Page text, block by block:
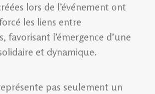
lors de l’événement ont
les liens entre
favorisant l’émergence d’une
et dynamique.
pas seulement un